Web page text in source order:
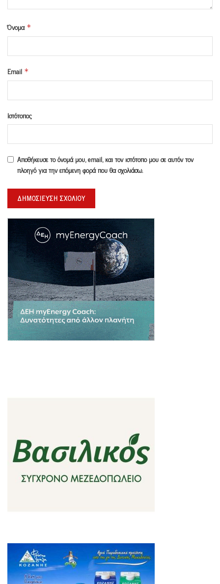
Όνομα *
Email *
Ιστότοπος
Αποθήκευσε το όνομά μου, email, και τον ιστότοπο μου σε αυτόν τον
πλοηγό για την επόμενη φορά που θα σχολιάσω.